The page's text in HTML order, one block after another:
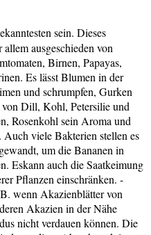
sein. Dieses
ausgeschieden von
Birnen, Papayas,
Es lässt Blumen in der
und schrumpfen, Gurken
Dill, Kohl, Petersilie und
Rosenkohl sein Aroma und
viele Bakterien stellen es
um die Bananen in
Eskann auch die Saatkeimung
Pflanzen einschränken. -
wenn Akazienblätter von
Akazien in der Nähe
nicht verdauen können. Die